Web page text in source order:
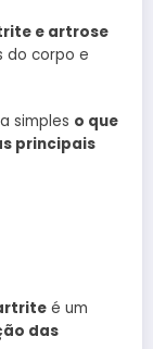
e artrose
do corpo e
simples o que
principais
é um
das